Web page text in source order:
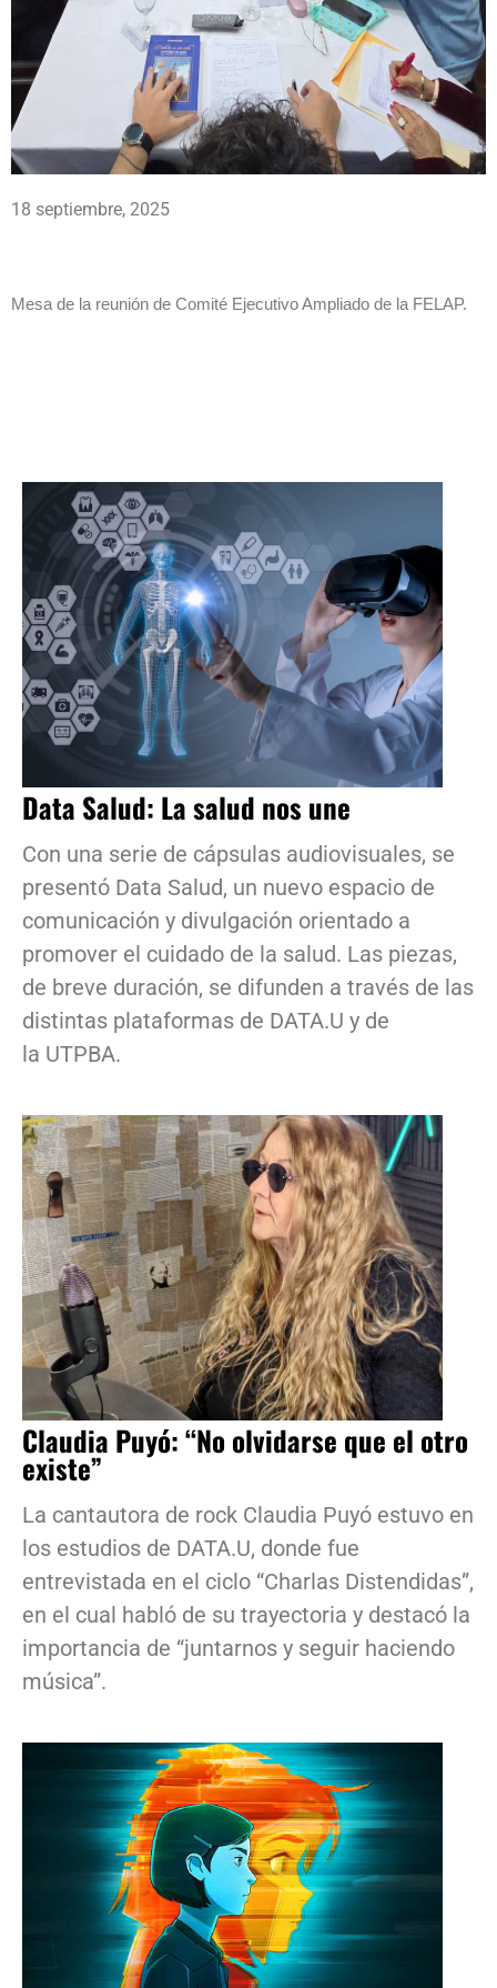
18 septiembre, 2025
Mesa de la reunión de Comité Ejecutivo Ampliado de la FELAP.
Data Salud: La salud nos une
Con una serie de cápsulas audiovisuales, se
presentó Data Salud, un nuevo espacio de
comunicación y divulgación orientado a
promover el cuidado de la salud. Las piezas,
de breve duración, se difunden a través de las
distintas plataformas de DATA.U y de
la UTPBA.
Claudia Puyó: “No olvidarse que el otro
existe”
La cantautora de rock Claudia Puyó estuvo en
los estudios de DATA.U, donde fue
entrevistada en el ciclo “Charlas Distendidas”,
en el cual habló de su trayectoria y destacó la
importancia de “juntarnos y seguir haciendo
música”.